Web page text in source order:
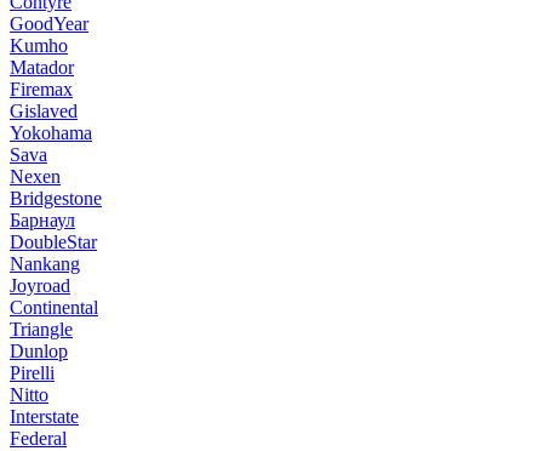
GoodYear
Kumho
Matador
Firemax
Gislaved
Yokohama
Sava
Nexen
Bridgestone
Барнаул
DoubleStar
Nankang
Joyroad
Continental
Triangle
Dunlop
Pirelli
Nitto
Interstate
Federal